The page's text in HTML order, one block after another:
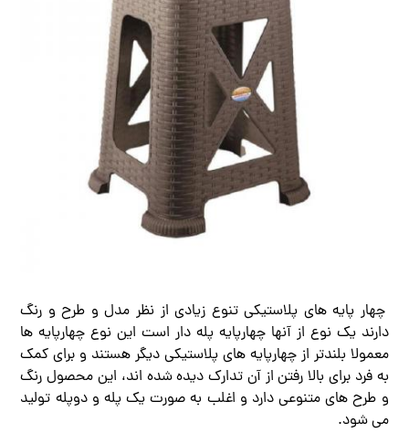
چهار پایه های پلاستیکی تنوع زیادی از نظر مدل و طرح و رنگ
دارند یک نوع از آنها چهارپایه پله دار است این نوع چهارپایه ها
معمولا بلندتر از چهارپایه های پلاستیکی دیگر هستند و برای کمک
به فرد برای بالا رفتن از آن تدارک دیده شده اند، این محصول رنگ
و طرح های متنوعی دارد و اغلب به صورت یک پله و دوپله تولید
می شود.